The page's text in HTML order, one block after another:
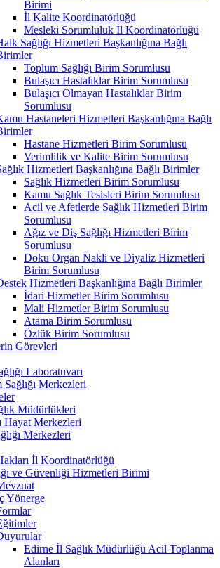
Birimi
İl Kalite Koordinatörlüğü
Mesleki Sorumluluk İl Koordinatörlüğü
Sağlığı Hizmetleri Başkanlığına Bağlı
Toplum Sağlığı Birim Sorumlusu
Bulaşıcı Hastalıklar Birim Sorumlusu
Bulaşıcı Olmayan Hastalıklar Birim
Sorumlusu
Hastaneleri Hizmetleri Başkanlığına Bağlı
Hastane Hizmetleri Birim Sorumlusu
Verimlilik ve Kalite Birim Sorumlusu
Hizmetleri Başkanlığına Bağlı Birimler
Sağlık Hizmetleri Birim Sorumlusu
Kamu Sağlık Tesisleri Birim Sorumlusu
Acil ve Afetlerde Sağlık Hizmetleri Birim
Sorumlusu
Ağız ve Diş Sağlığı Hizmetleri Birim
Sorumlusu
Doku Organ Nakli ve Diyaliz Hizmetleri
Birim Sorumlusu
Hizmetleri Başkanlığına Bağlı Birimler
İdari Hizmetler Birim Sorumlusu
Mali Hizmetler Birim Sorumlusu
Atama Birim Sorumlusu
Özlük Birim Sorumlusu
Görevleri
Laboratuvarı
Sağlığı Merkezleri
Müdürlükleri
Hayat Merkezleri
Merkezleri
İl Koordinatörlüğü
ve Güvenliği Hizmetleri Birimi
Yönerge
Edirne İl Sağlık Müdürlüğü Acil Toplanma
Alanları